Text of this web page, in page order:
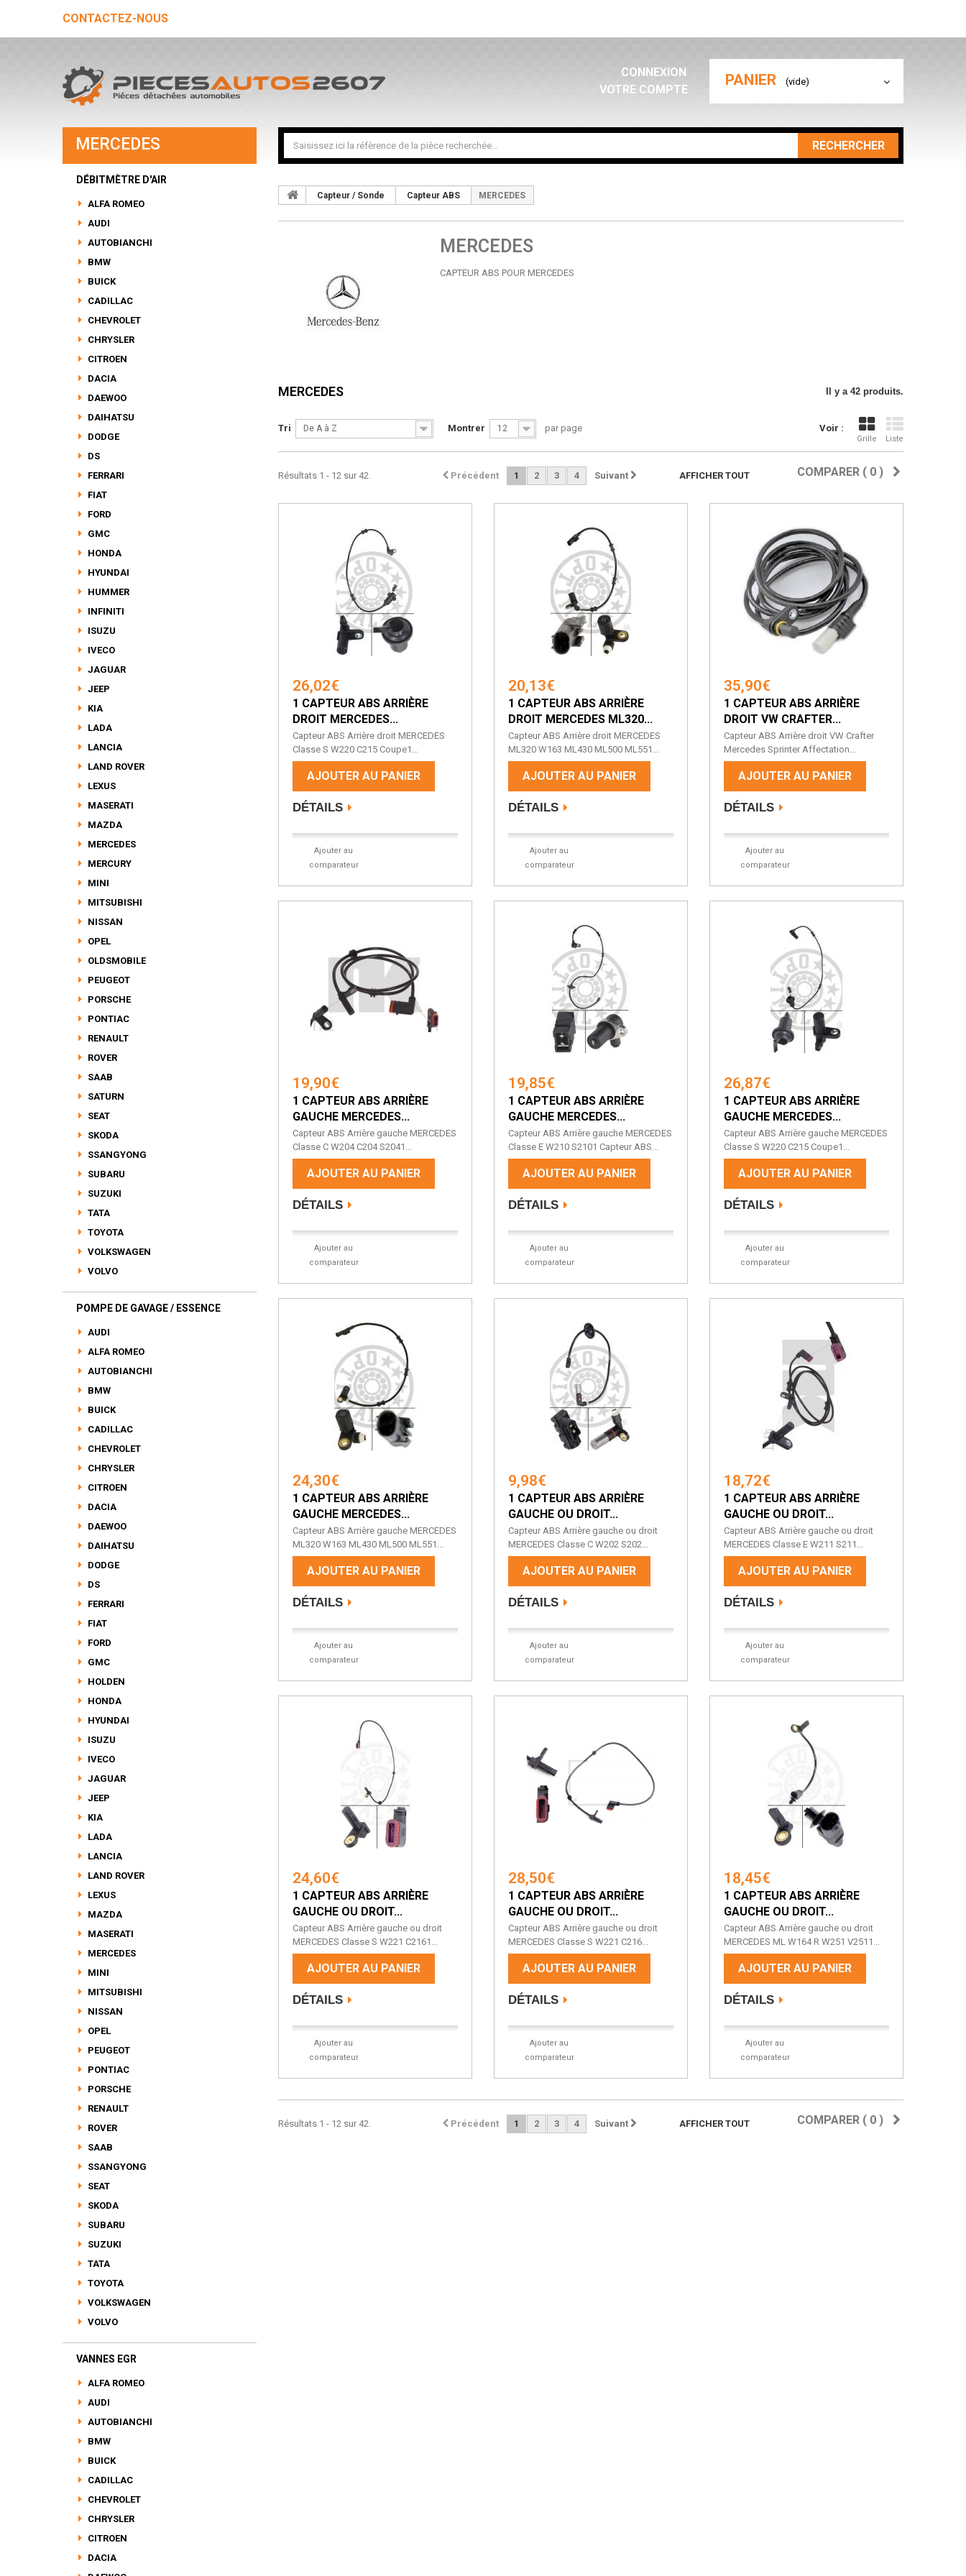
CONTACTEZ-NOUS
PANIER (vide)
CONNEXION
VOTRE COMPTE
RECHERCHER
MERCEDES
DÉBITMÈTRE D'AIR
ALFA ROMEO
AUDI
AUTOBIANCHI
BMW
BUICK
CADILLAC
CHEVROLET
CHRYSLER
CITROEN
DACIA
DAEWOO
DAIHATSU
DODGE
DS
FERRARI
FIAT
FORD
GMC
HONDA
HYUNDAI
HUMMER
INFINITI
ISUZU
IVECO
JAGUAR
JEEP
KIA
LADA
LANCIA
LAND ROVER
LEXUS
MASERATI
MAZDA
MERCEDES
MERCURY
MINI
MITSUBISHI
NISSAN
OPEL
OLDSMOBILE
PEUGEOT
PORSCHE
PONTIAC
RENAULT
ROVER
SAAB
SATURN
SEAT
SKODA
SSANGYONG
SUBARU
SUZUKI
TATA
TOYOTA
VOLKSWAGEN
VOLVO
POMPE DE GAVAGE / ESSENCE
AUDI
ALFA ROMEO
AUTOBIANCHI
BMW
BUICK
CADILLAC
CHEVROLET
CHRYSLER
CITROEN
DACIA
DAEWOO
DAIHATSU
DODGE
DS
FERRARI
FIAT
FORD
GMC
HOLDEN
HONDA
HYUNDAI
ISUZU
IVECO
JAGUAR
JEEP
KIA
LADA
LANCIA
LAND ROVER
LEXUS
MAZDA
MASERATI
MERCEDES
MINI
MITSUBISHI
NISSAN
OPEL
PEUGEOT
PONTIAC
PORSCHE
RENAULT
ROVER
SAAB
SSANGYONG
SEAT
SKODA
SUBARU
SUZUKI
TATA
TOYOTA
VOLKSWAGEN
VOLVO
VANNES EGR
ALFA ROMEO
AUDI
AUTOBIANCHI
BMW
BUICK
CADILLAC
CHEVROLET
CHRYSLER
CITROEN
DACIA
Capteur / Sonde Capteur ABS MERCEDES
MERCEDES
CAPTEUR ABS POUR MERCEDES
MERCEDES Il y a 42 produits.
Voir :
Grille Liste
Tri De A à Z Montrer 12 par page
COMPARER ( 0 )
AFFICHER TOUT
Précédent 1 2 3 4 Suivant
Résultats 1 - 12 sur 42.
26,02€
1 CAPTEUR ABS ARRIÈRE
DROIT MERCEDES...
Capteur ABS Arrière droit MERCEDES
Classe S W220 C215 Coupe1...
AJOUTER AU PANIER
DÉTAILS
Ajouter au
comparateur
20,13€
1 CAPTEUR ABS ARRIÈRE
DROIT MERCEDES ML320...
Capteur ABS Arrière droit MERCEDES
ML320 W163 ML430 ML500 ML551...
AJOUTER AU PANIER
DÉTAILS
Ajouter au
comparateur
35,90€
1 CAPTEUR ABS ARRIÈRE
DROIT VW CRAFTER...
Capteur ABS Arrière droit VW Crafter
Mercedes Sprinter Affectation...
AJOUTER AU PANIER
DÉTAILS
Ajouter au
comparateur
19,90€
1 CAPTEUR ABS ARRIÈRE
GAUCHE MERCEDES...
Capteur ABS Arrière gauche MERCEDES
Classe C W204 C204 S2041...
AJOUTER AU PANIER
DÉTAILS
Ajouter au
comparateur
19,85€
1 CAPTEUR ABS ARRIÈRE
GAUCHE MERCEDES...
Capteur ABS Arrière gauche MERCEDES
Classe E W210 S2101 Capteur ABS...
AJOUTER AU PANIER
DÉTAILS
Ajouter au
comparateur
26,87€
1 CAPTEUR ABS ARRIÈRE
GAUCHE MERCEDES...
Capteur ABS Arrière gauche MERCEDES
Classe S W220 C215 Coupe1...
AJOUTER AU PANIER
DÉTAILS
Ajouter au
comparateur
24,30€
1 CAPTEUR ABS ARRIÈRE
GAUCHE MERCEDES...
Capteur ABS Arrière gauche MERCEDES
ML320 W163 ML430 ML500 ML551...
AJOUTER AU PANIER
DÉTAILS
Ajouter au
comparateur
9,98€
1 CAPTEUR ABS ARRIÈRE
GAUCHE OU DROIT...
Capteur ABS Arrière gauche ou droit
MERCEDES Classe C W202 S202...
AJOUTER AU PANIER
DÉTAILS
Ajouter au
comparateur
18,72€
1 CAPTEUR ABS ARRIÈRE
GAUCHE OU DROIT...
Capteur ABS Arrière gauche ou droit
MERCEDES Classe E W211 S211...
AJOUTER AU PANIER
DÉTAILS
Ajouter au
comparateur
24,60€
1 CAPTEUR ABS ARRIÈRE
GAUCHE OU DROIT...
Capteur ABS Arrière gauche ou droit
MERCEDES Classe S W221 C2161...
AJOUTER AU PANIER
DÉTAILS
Ajouter au
comparateur
28,50€
1 CAPTEUR ABS ARRIÈRE
GAUCHE OU DROIT...
Capteur ABS Arrière gauche ou droit
MERCEDES Classe S W221 C216...
AJOUTER AU PANIER
DÉTAILS
Ajouter au
comparateur
18,45€
1 CAPTEUR ABS ARRIÈRE
GAUCHE OU DROIT...
Capteur ABS Arrière gauche ou droit
MERCEDES ML W164 R W251 V2511...
AJOUTER AU PANIER
DÉTAILS
Ajouter au
comparateur
COMPARER ( 0 )
AFFICHER TOUT
Précédent 1 2 3 4 Suivant
Résultats 1 - 12 sur 42.